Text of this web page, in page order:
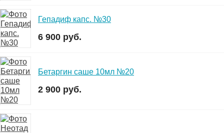
Гепадиф капс. №30
6 900 руб.
Бетаргин саше 10мл №20
2 900 руб.